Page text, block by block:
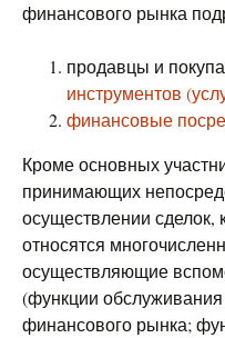
финансового рынка
продавцы и
инструментов
финансовые
Кроме основных
принимающих
осуществлении сделок,
относятся
осуществляющие
(функции
финансового рынка;